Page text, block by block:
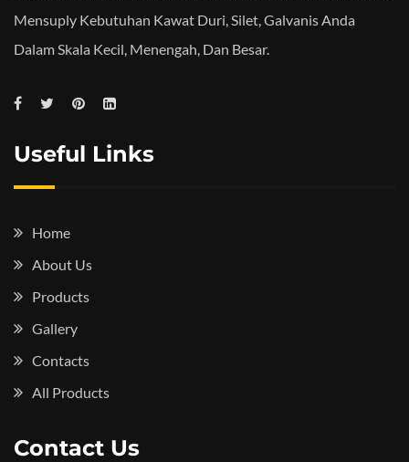
Mensuply Kebutuhan Kawat Duri, Silet, Galvanis Anda
Dalam Skala Kecil, Menengah, Dan Besar.
Useful Links
Home
About Us
Products
Gallery
Contacts
All Products
Contact Us